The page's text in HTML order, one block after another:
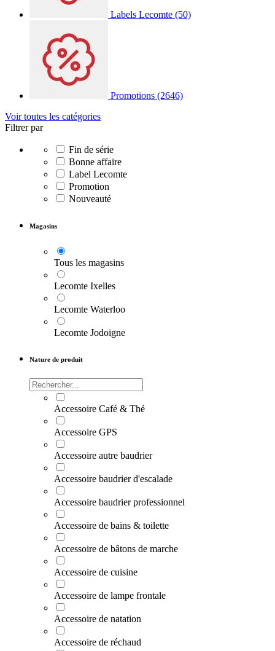
Labels Lecomte (50)
Promotions (2646)
Voir toutes les catégories
Filtrer par
Fin de série
Bonne affaire
Label Lecomte
Promotion
Nouveauté
Magasins
Tous les magasins
Lecomte Ixelles
Lecomte Waterloo
Lecomte Jodoigne
Nature de produit
Accessoire Café & Thé
Accessoire GPS
Accessoire autre baudrier
Accessoire baudrier d'escalade
Accessoire baudrier professionnel
Accessoire de bains & toilette
Accessoire de bâtons de marche
Accessoire de cuisine
Accessoire de lampe frontale
Accessoire de natation
Accessoire de réchaud